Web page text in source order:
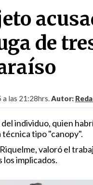
de
a las 21:28hrs.Autor:
individuo, quien
tipo "canopy".
valoró el
implicados.